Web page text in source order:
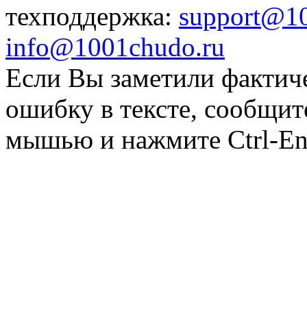
техподдержка:
info@1001chudo.ru
Если Вы заметили
ошибку в тексте,
мышью и нажмите Ctrl-